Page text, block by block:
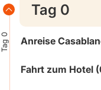
Tag 0
Tag 0
Anreise
Fahrt zum Hotel